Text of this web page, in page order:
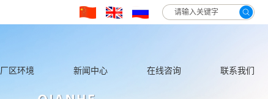
wwwroot/source/model/api.class.php on line 217
厂区环境 新闻中心 在线咨询 联系我们